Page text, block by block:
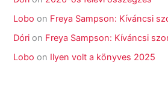
Lobo on Freya Sampson: Kíváncsi
Dóri on Freya Sampson: Kíváncsi
Lobo on Ilyen volt a könyves 2025